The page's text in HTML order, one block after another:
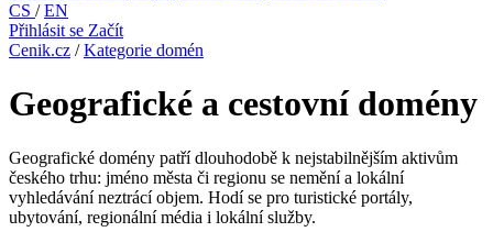
CS / EN
Přihlásit se Začít
Cenik.cz / Kategorie domén
Geografické a cestovní domény
Geografické domény patří dlouhodobě k nejstabilnějším aktivům
českého trhu: jméno města či regionu se nemění a lokální
vyhledávání neztrácí objem. Hodí se pro turistické portály,
ubytování, regionální média i lokální služby.